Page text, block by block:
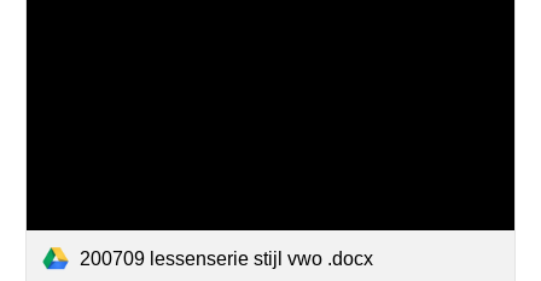
200709 lessenserie stijl vwo .docx